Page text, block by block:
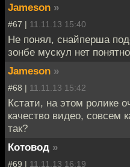
Jameson »
#67 | 11.11.13 15:40
Не понял, снайперша
зонбе мускул нет
Jameson »
#68 | 11.11.13 15:42
Кстати, на этом ролике
качество видео, совсем
так?
Котовод »
#69 | 11.11.13 16:19